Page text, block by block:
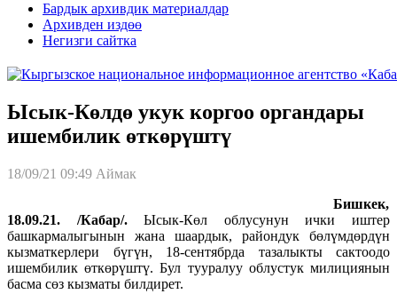
Бардык архивдик материалдар
Архивден издөө
Негизги сайтка
Ысык-Көлдө укук коргоо органдары
ишембилик өткөрүштү
18/09/21 09:49 Аймак
Бишкек,
18.09.21. /Кабар/.Ысык-Көл облусунун ички иштер
башкармалыгынын жана шаардык, райондук бөлүмдөрдүн
кызматкерлери бүгүн, 18-сентябрда тазалыкты сактоодо
ишембилик өткөрүштү. Бул тууралуу облустук милициянын
басма сөз кызматы билдирет.